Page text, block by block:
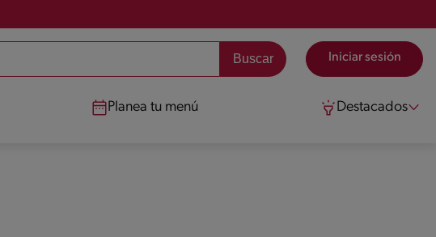
Iniciar sesión
Planea tu menú Destacados